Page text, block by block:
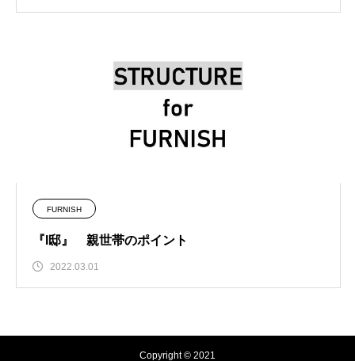
FURNISH
『I邸』 親世帯のポイント
2022.03.01
Copyright © 2021